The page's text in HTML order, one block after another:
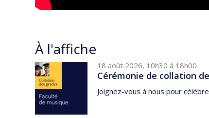
À l'affiche
18 août 2026, 10h30 à 18h00
Cérémonie de collation
Joignez-vous à nous pour